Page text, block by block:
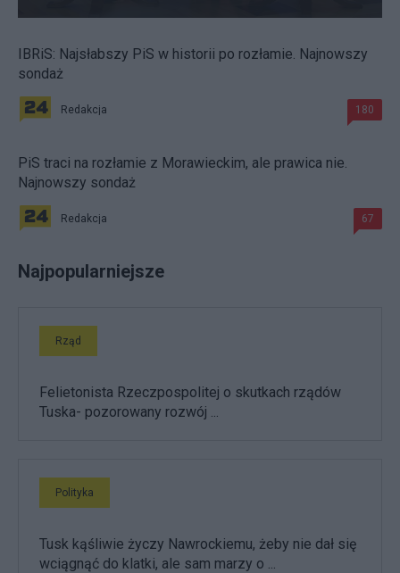
IBRiS: Najsłabszy PiS w historii po rozłamie. Najnowszy
sondaż
Redakcja 180
PiS traci na rozłamie z Morawieckim, ale prawica nie.
Najnowszy sondaż
Redakcja 67
Najpopularniejsze
Rząd
Felietonista Rzeczpospolitej o skutkach rządów
Tuska- pozorowany rozwój ...
Polityka
Tusk kąśliwie życzy Nawrockiemu, żeby nie dał się
wciągnąć do klatki, ale sam marzy o ...